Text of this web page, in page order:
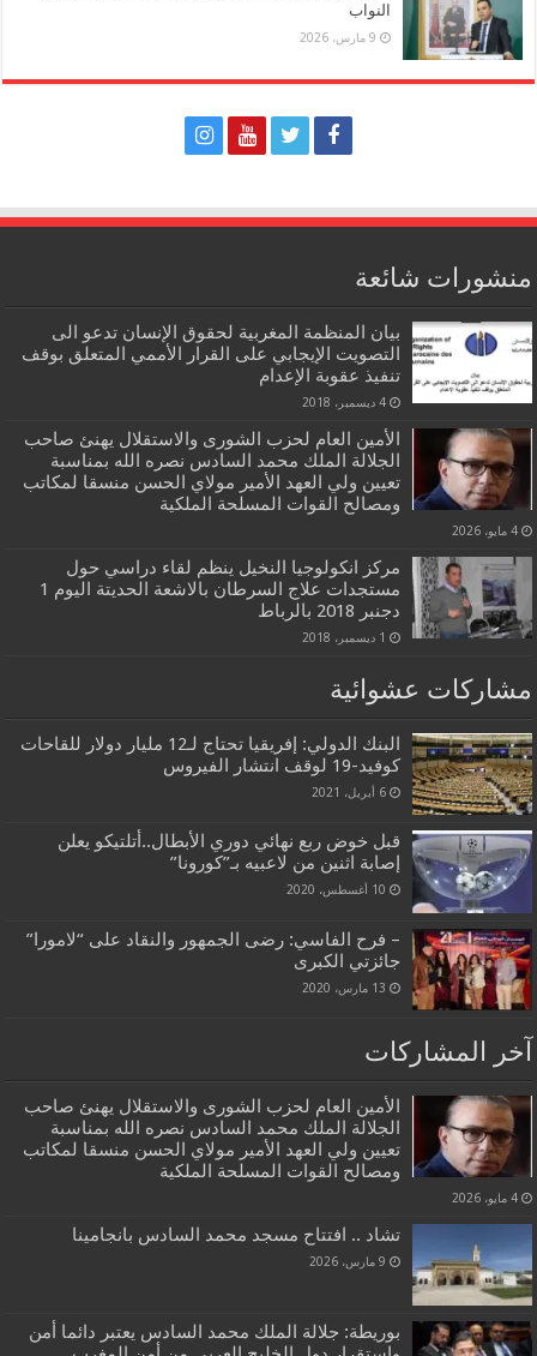
النواب
9 مارس، 2026
منشورات شائعة
بيان المنظمة المغربية لحقوق الإنسان تدعو الى
التصويت الإيجابي على القرار الأممي المتعلق بوقف
تنفيذ عقوبة الإعدام
4 ديسمبر، 2018
الأمين العام لحزب الشورى والاستقلال يهنئ صاحب
الجلالة الملك محمد السادس نصره الله بمناسبة
تعيين ولي العهد الأمير مولاي الحسن منسقا لمكاتب
ومصالح القوات المسلحة الملكية
4 مايو، 2026
مركز انكولوجيا النخيل ينظم لقاء دراسي حول
مستجدات علاج السرطان بالاشعة الحديتة اليوم 1
دجنبر 2018 بالرباط
1 ديسمبر، 2018
مشاركات عشوائية
البنك الدولي: إفريقيا تحتاج لـ12 مليار دولار للقاحات
كوفيد-19 لوقف انتشار الفيروس
6 أبريل، 2021
قبل خوض ربع نهائي دوري الأبطال..أتلتيكو يعلن
إصابة اثنين من لاعبيه بـ”كورونا”
10 أغسطس، 2020
– فرح الفاسي: رضى الجمهور والنقاد على “لامورا”
جائزتي الكبرى
13 مارس، 2020
آخر المشاركات
الأمين العام لحزب الشورى والاستقلال يهنئ صاحب
الجلالة الملك محمد السادس نصره الله بمناسبة
تعيين ولي العهد الأمير مولاي الحسن منسقا لمكاتب
ومصالح القوات المسلحة الملكية
4 مايو، 2026
تشاد .. افتتاح مسجد محمد السادس بانجامينا
9 مارس، 2026
بوريطة: جلالة الملك محمد السادس يعتبر دائما أمن